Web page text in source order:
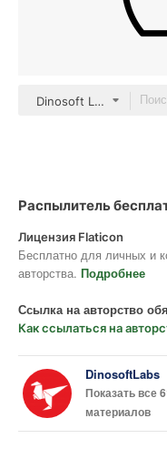
Dinosoft Lineal
Распылитель
Лицензия Flaticon
Бесплатно для личных и
авторства. Подробнее
Ссылка на авторство
Как ссылаться на
DinosoftLabs
Показать все
материалов